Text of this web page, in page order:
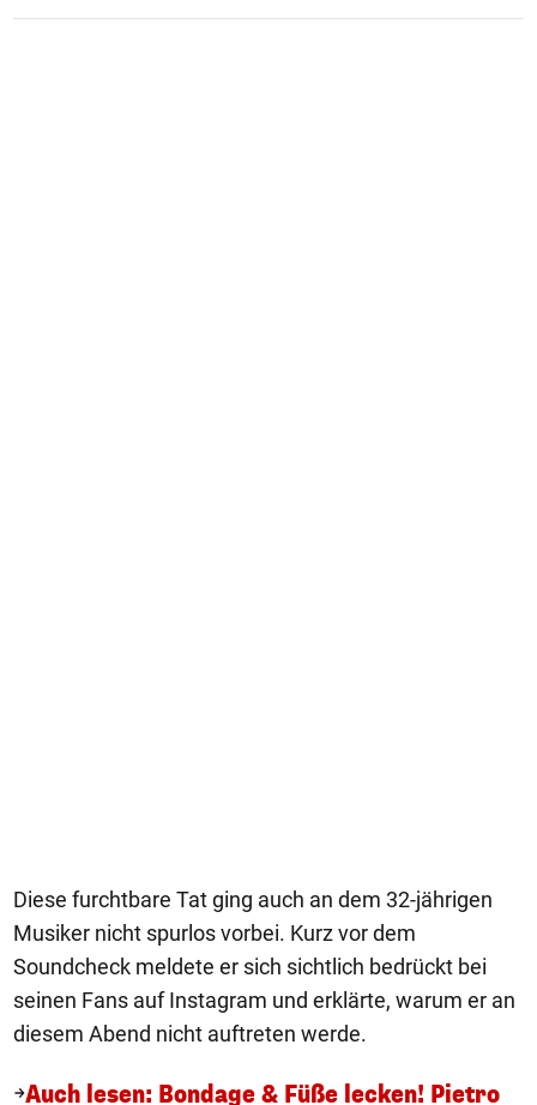
Diese furchtbare Tat ging auch an dem 32-jährigen
Musiker nicht spurlos vorbei. Kurz vor dem
Soundcheck meldete er sich sichtlich bedrückt bei
seinen Fans auf Instagram und erklärte, warum er an
diesem Abend nicht auftreten werde.
Auch lesen: Bondage & Füße lecken! Pietro